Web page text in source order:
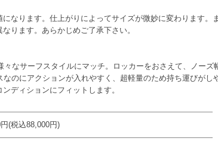
なります。仕上がりによってサイズが微妙に変わります
ります。あらかじめご了承下さい。
なサーフスタイルにマッチ。ロッカーをおさえて、ノー
のにアクションが入れやすく、超軽量のため持ち運びが
ディションにフィットします。
(税込88,000円)